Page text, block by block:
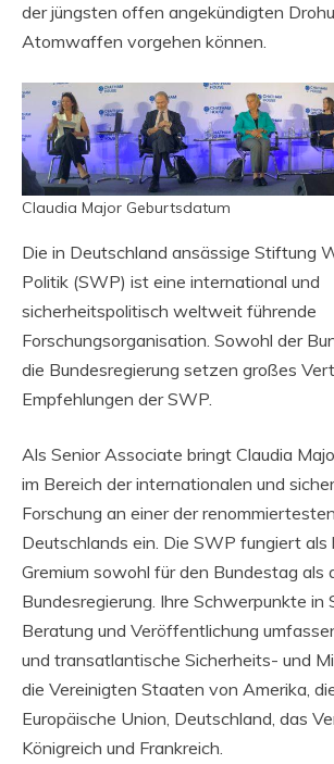
der jüngsten offen angekündigten
Atomwaffen vorgehen können.
Claudia Major Geburtsdatum
Die in Deutschland ansässige Stiftung
Politik (SWP) ist eine international und
sicherheitspolitisch weltweit führende
Forschungsorganisation. Sowohl der
die Bundesregierung setzen großes
Empfehlungen der SWP.
Als Senior Associate bringt Claudia
im Bereich der internationalen und
Forschung an einer der
Deutschlands ein. Die SWP fungiert als
Gremium sowohl für den Bundestag als
Bundesregierung. Ihre Schwerpunkte in
Beratung und Veröffentlichung
und transatlantische Sicherheits- und
die Vereinigten Staaten von Amerika,
Europäische Union, Deutschland, das
Königreich und Frankreich.